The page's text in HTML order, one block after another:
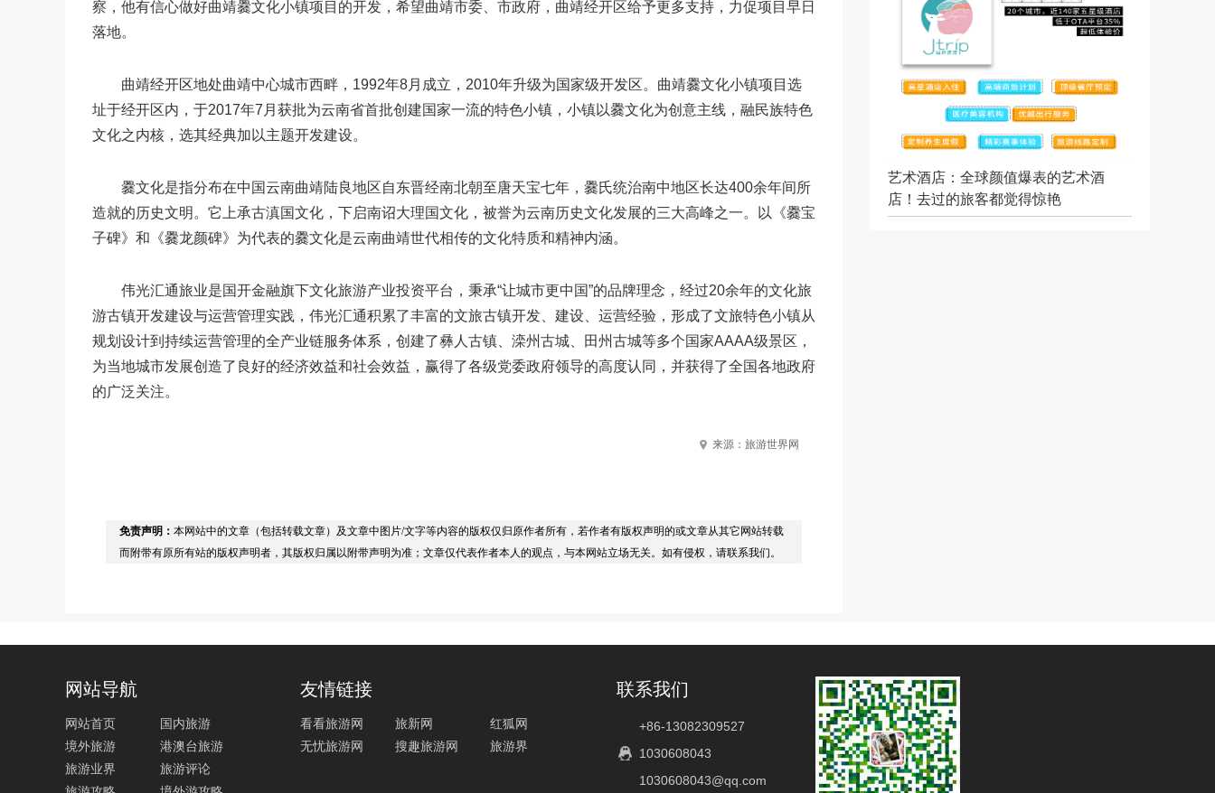
察，他有信心做好曲靖爨文化小镇项目的开发，希望曲靖市委、市政府，曲靖经开区给予更多支持，力促项目早日
落地。
曲靖经开区地处曲靖中心城市西畔，1992年8月成立，2010年升级为国家级开发区。曲靖爨文化小镇项目选
址于经开区内，于2017年7月获批为云南省首批创建国家一流的特色小镇，小镇以爨文化为创意主线，融民族特色
文化之内核，选其经典加以主题开发建设。
爨文化是指分布在中国云南曲靖陆良地区自东晋经南北朝至唐天宝七年，爨氏统治南中地区长达400余年间所
造就的历史文明。它上承古滇国文化，下启南诏大理国文化，被誉为云南历史文化发展的三大高峰之一。以《爨宝
子碑》和《爨龙颜碑》为代表的爨文化是云南曲靖世代相传的文化特质和精神内涵。
伟光汇通旅业是国开金融旗下文化旅游产业投资平台，秉承“让城市更中国”的品牌理念，经过20余年的文化旅
游古镇开发建设与运营管理实践，伟光汇通积累了丰富的文旅古镇开发、建设、运营经验，形成了文旅特色小镇从
规划设计到持续运营管理的全产业链服务体系，创建了彝人古镇、滦州古城、田州古城等多个国家AAAA级景区，
为当地城市发展创造了良好的经济效益和社会效益，赢得了各级党委政府领导的高度认同，并获得了全国各地政府
的广泛关注。
来源：旅游世界网
免责声明： 本网站中的文章（包括转载文章）及文章中图片/文字等内容的版权仅归原作者所有，若作者有版权声明的或文章从其它网站转载
而附带有原所有站的版权声明者，其版权归属以附带声明为准；文章仅代表作者本人的观点，与本网站立场无关。如有侵权，请联系我们。
艺术酒店：全球颜值爆表的艺术酒
店！去过的旅客都觉得惊艳
网站导航
网站首页
国内旅游
境外旅游
港澳台旅游
旅游业界
旅游评论
友情链接
看看旅游网 旅新网
红狐网
无忧旅游网
搜趣旅游网 旅游界
联系我们
+86-13082309527
1030608043
1030608043@qq.com